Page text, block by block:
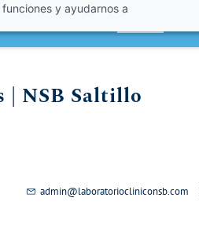
y ayudarnos a
| NSB Saltillo
admin@laboratoriocliniconsb.com
VERANO 2026!